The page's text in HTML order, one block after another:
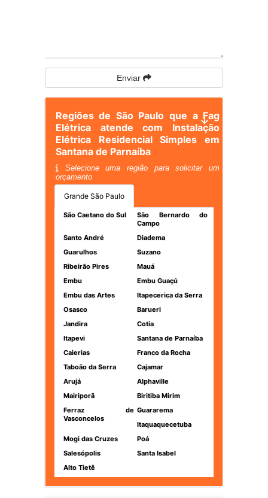
Enviar
Regiões de São Paulo que a Fag
Elétrica atende com Instalação
Elétrica Residencial Simples em
Santana de Parnaíba
Selecione uma região para solicitar um
orçamento
Grande São Paulo
São Caetano do Sul
São Bernardo do
Campo
Santo André
Diadema
Guarulhos
Suzano
Ribeirão Pires
Mauá
Embu
Embu Guaçú
Embu das Artes
Itapecerica da Serra
Osasco
Barueri
Jandira
Cotia
Itapevi
Santana de Parnaíba
Caierias
Franco da Rocha
Taboão da Serra
Cajamar
Arujá
Alphaville
Mairiporã
Biritiba Mirim
Ferraz de
Vasconcelos
Guararema
Itaquaquecetuba
Mogi das Cruzes
Poá
Salesópolis
Santa Isabel
Alto Tietê